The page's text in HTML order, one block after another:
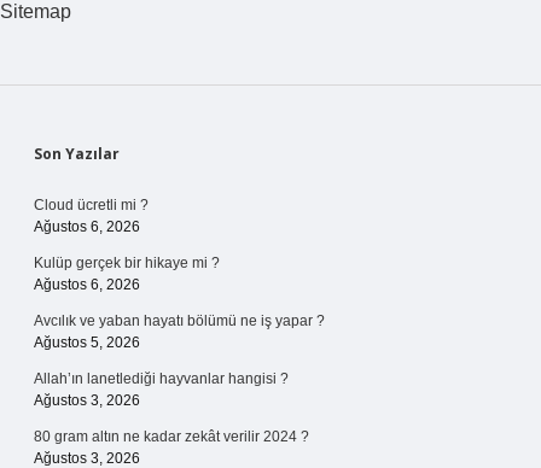
Sitemap
Sidebar
Son Yazılar
Cloud ücretli mi ?
Ağustos 6, 2026
Kulüp gerçek bir hikaye mi ?
Ağustos 6, 2026
Avcılık ve yaban hayatı bölümü ne iş yapar ?
Ağustos 5, 2026
Allah’ın lanetlediği hayvanlar hangisi ?
Ağustos 3, 2026
80 gram altın ne kadar zekât verilir 2024 ?
Ağustos 3, 2026